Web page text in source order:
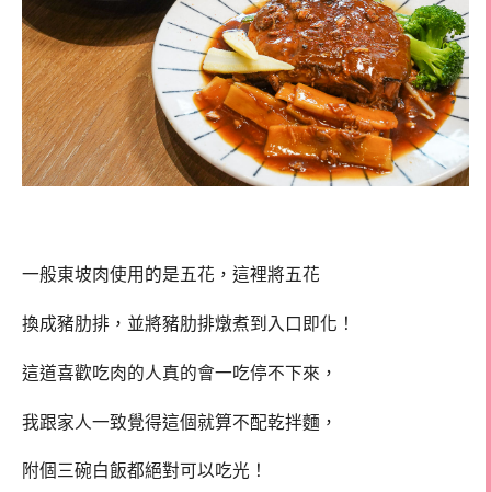
一般東坡肉使用的是五花，這裡將五花
換成豬肋排，並將豬肋排燉煮到入口即化！
這道喜歡吃肉的人真的會一吃停不下來，
我跟家人一致覺得這個就算不配乾拌麵，
附個三碗白飯都絕對可以吃光！